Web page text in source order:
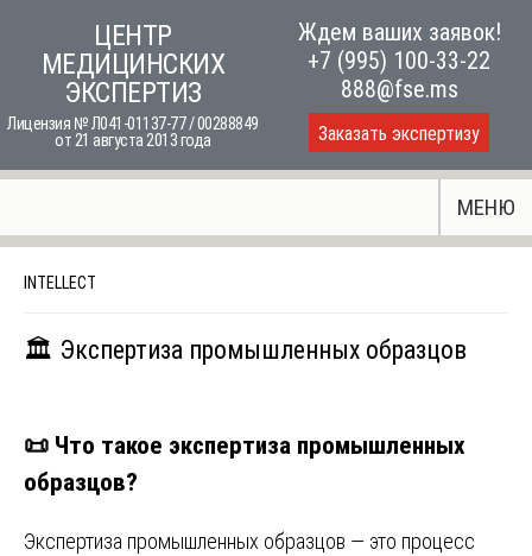
content
ЦЕНТР
МЕДИЦИНСКИХ
ЭКСПЕРТИЗ
Лицензия № Л041-01137-77 / 00288849
от 21 августа 2013 года
Ждем ваших заявок!
+7 (995) 100-33-22
888@fse.ms
Заказать экспертизу
МЕНЮ
INTELLECT
🏛 Экспертиза промышленных образцов
📜 Что такое экспертиза промышленных
образцов?
Экспертиза промышленных образцов — это процесс